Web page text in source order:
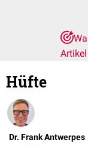
Hüfte
Dr. Frank Antwerpes